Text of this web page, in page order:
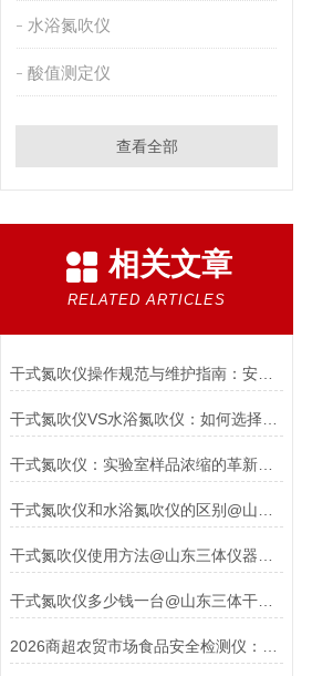
水浴氮吹仪
酸值测定仪
查看全部
相关文章
RELATED ARTICLES
干式氮吹仪操作规范与维护指南：安全与效率并重
干式氮吹仪：实验室样品浓缩的革新利器
干式氮吹仪多少钱一台@山东三体干式氮吹仪